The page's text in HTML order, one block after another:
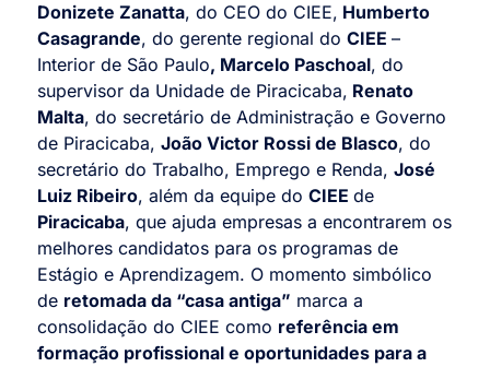
Donizete Zanatta, do CEO do CIEE, Humberto
Casagrande, do gerente regional do CIEE –
Interior de São Paulo, Marcelo Paschoal, do
supervisor da Unidade de Piracicaba, Renato
Malta, do secretário de Administração e Governo
de Piracicaba, João Victor Rossi de Blasco, do
secretário do Trabalho, Emprego e Renda, José
Luiz Ribeiro, além da equipe do CIEE de
Piracicaba, que ajuda empresas a encontrarem os
melhores candidatos para os programas de
Estágio e Aprendizagem. O momento simbólico
de retomada da “casa antiga” marca a
consolidação do CIEE como referência em
formação profissional e oportunidades para a